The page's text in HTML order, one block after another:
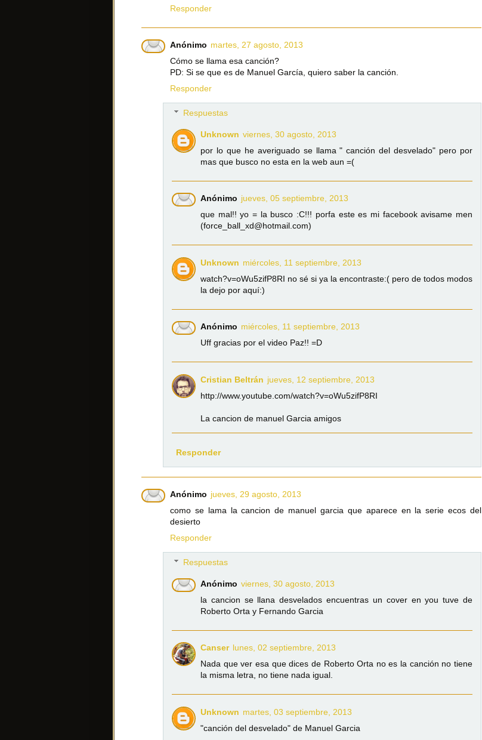
Responder
Anónimo martes, 27 agosto, 2013
Cómo se llama esa canción?
PD: Si se que es de Manuel García, quiero saber la canción.
Responder
Respuestas
Unknown viernes, 30 agosto, 2013
por lo que he averiguado se llama " canción del desvelado" pero por
mas que busco no esta en la web aun =(
Anónimo jueves, 05 septiembre, 2013
que mal!! yo = la busco :C!!! porfa este es mi facebook avisame men
(force_ball_xd@hotmail.com)
Unknown miércoles, 11 septiembre, 2013
watch?v=oWu5zifP8RI no sé si ya la encontraste:( pero de todos modos
la dejo por aquí:)
Anónimo miércoles, 11 septiembre, 2013
Uff gracias por el video Paz!! =D
Cristian Beltrán jueves, 12 septiembre, 2013
http://www.youtube.com/watch?v=oWu5zifP8RI
La cancion de manuel Garcia amigos
Responder
Anónimo jueves, 29 agosto, 2013
como se lama la cancion de manuel garcia que aparece en la serie ecos del
desierto
Responder
Respuestas
Anónimo viernes, 30 agosto, 2013
la cancion se llana desvelados encuentras un cover en you tuve de
Roberto Orta y Fernando Garcia
Canser lunes, 02 septiembre, 2013
Nada que ver esa que dices de Roberto Orta no es la canción no tiene
la misma letra, no tiene nada igual.
Unknown martes, 03 septiembre, 2013
"canción del desvelado" de Manuel Garcia